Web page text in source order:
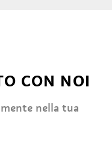
CON NOI
nella tua